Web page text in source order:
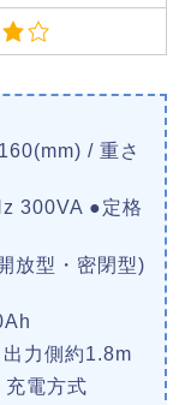
/ 重さ
300VA ●定格
放型・密閉型)
力側約1.8m
充電方式